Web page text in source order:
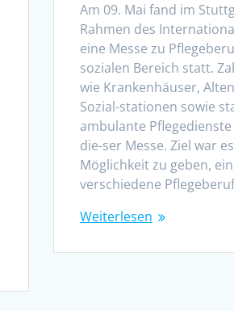
Am 09. Mai fand im
Rahmen des
eine Messe zu
sozialen Bereich statt.
wie Krankenhäuser,
Sozial-stationen sowie
ambulante
die-ser Messe. Ziel war
Möglichkeit zu geben,
verschiedene
Weiterlesen